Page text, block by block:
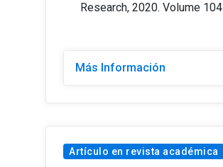
Research, 2020. Volume 104
Más Información
Artículo en revista académica